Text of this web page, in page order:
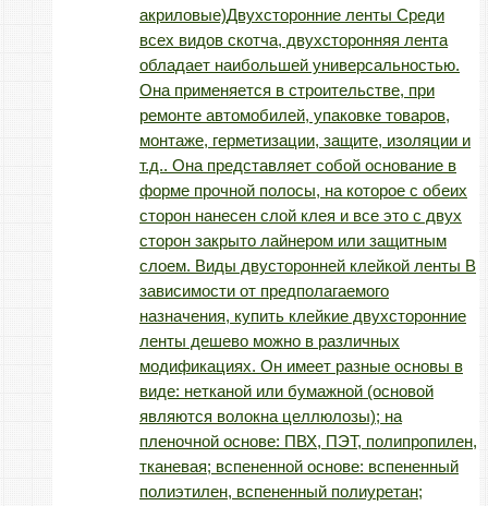
акриловые)Двухсторонние ленты Среди
всех видов скотча, двухсторонняя лента
обладает наибольшей универсальностью.
Она применяется в строительстве, при
ремонте автомобилей, упаковке товаров,
монтаже, герметизации, защите, изоляции и
т.д.. Она представляет собой основание в
форме прочной полосы, на которое с обеих
сторон нанесен слой клея и все это с двух
сторон закрыто лайнером или защитным
слоем. Виды двусторонней клейкой ленты В
зависимости от предполагаемого
назначения, купить клейкие двухсторонние
ленты дешево можно в различных
модификациях. Он имеет разные основы в
виде: нетканой или бумажной (основой
являются волокна целлюлозы); на
пленочной основе: ПВХ, ПЭТ, полипропилен,
тканевая; вспененной основе: вспененный
полиэтилен, вспененный полиуретан;